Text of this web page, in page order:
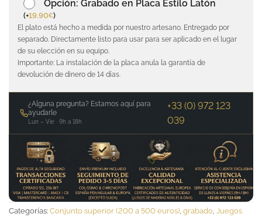
Opción: Grabado en Placa Estilo Latón
(+19.90€)
El plato está hecho a medida por nuestro artesano. Entregado por
separado. Directamente listo para usar para ser aplicado en el lugar
de su elección en su equipo.
Importante: La instalación de la placa anula la garantía de
devolución de dinero de 14 días.
¿Alguna pregunta? Estamos aquí para
ayudarle
Lun – Vie · 9h a 18h
+33 (0) 972 123
039
Categorías: Conjunto superior (200 a 500 euros) grabado Juegos